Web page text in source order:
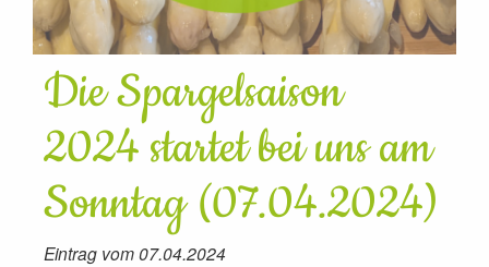
Die Spargelsaison
2024 startet bei uns am
Sonntag (07.04.2024)
Eintrag vom 07.04.2024